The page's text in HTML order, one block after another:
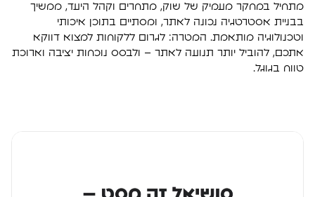
מתחיל במחקר מעמיק של שוק, מתחרים וקהל היעד, ממשיך
בבניית אסטרטגיה נכונה לאתר, ומסתיים בתוכן איכותי
וטכנולוגיה מותאמת. המטרה: לגרום ללקוחות למצוא דווקא
אתכם, להוביל יותר תנועה לאתר – ולבסס נוכחות יציבה וארוכת
טווח בגוגל.